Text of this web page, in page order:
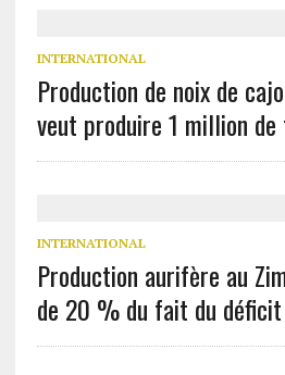
INTERNATIONAL
Production de noix de
veut produire 1 million de
INTERNATIONAL
Production aurifère au
de 20 % du fait du